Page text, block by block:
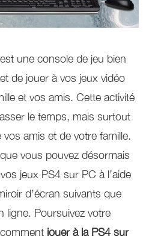
une console de jeu bien
de jouer à vos jeux vidéo
et vos amis. Cette activité
le temps, mais surtout
amis et de votre famille.
vous pouvez désormais
jeux PS4 sur PC à l’aide
d’écran suivants que
ligne. Poursuivez votre
jouer à la PS4 sur